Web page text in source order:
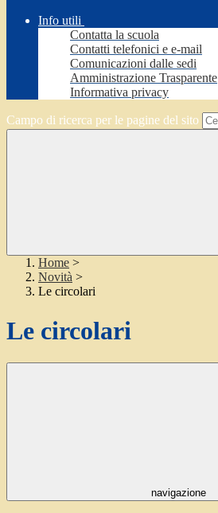
Info utili
Contatta la scuola
Contatti telefonici e e-mail
Comunicazioni dalle sedi
Amministrazione Trasparente
Informativa privacy
Campo di ricerca per le pagine del sito
Home >
Novità >
Le circolari
Le circolari
navigazione